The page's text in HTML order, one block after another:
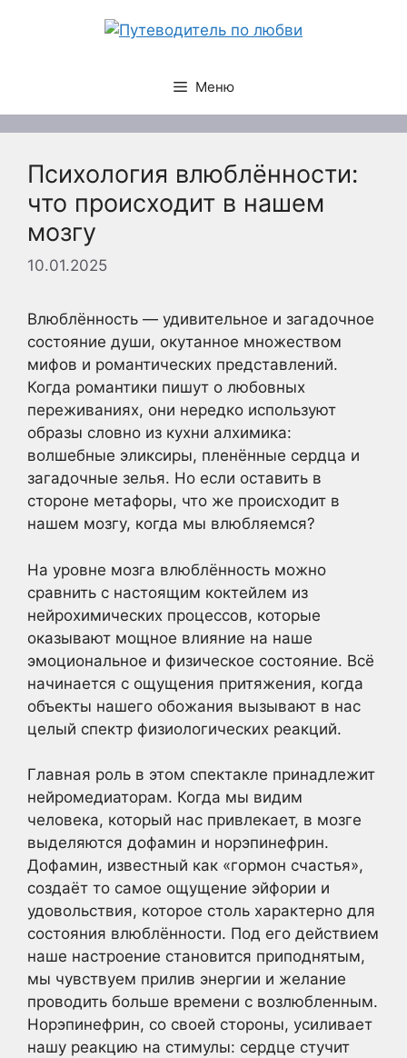
Меню
Психология влюблённости:
что происходит в нашем
мозгу
10.01.2025
Влюблённость — удивительное и загадочное
состояние души, окутанное множеством
мифов и романтических представлений.
Когда романтики пишут о любовных
переживаниях, они нередко используют
образы словно из кухни алхимика:
волшебные эликсиры, пленённые сердца и
загадочные зелья. Но если оставить в
стороне метафоры, что же происходит в
нашем мозгу, когда мы влюбляемся?
На уровне мозга влюблённость можно
сравнить с настоящим коктейлем из
нейрохимических процессов, которые
оказывают мощное влияние на наше
эмоциональное и физическое состояние. Всё
начинается с ощущения притяжения, когда
объекты нашего обожания вызывают в нас
целый спектр физиологических реакций.
Главная роль в этом спектакле принадлежит
нейромедиаторам. Когда мы видим
человека, который нас привлекает, в мозге
выделяются дофамин и норэпинефрин.
Дофамин, известный как «гормон счастья»,
создаёт то самое ощущение эйфории и
удовольствия, которое столь характерно для
состояния влюблённости. Под его действием
наше настроение становится приподнятым,
мы чувствуем прилив энергии и желание
проводить больше времени с возлюбленным.
Норэпинефрин, со своей стороны, усиливает
нашу реакцию на стимулы: сердце стучит